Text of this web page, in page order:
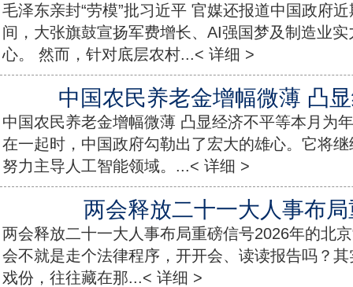
毛泽东亲封“劳模”批习近平 官媒还报道中国政府
间，大张旗鼓宣扬军费增长、AI强国梦及制造业
心。 然而，针对底层农村...< 详细 >
中国农民养老金增幅微薄 凸
中国农民养老金增幅微薄 凸显经济不平等本月为
在一起时，中国政府勾勒出了宏大的雄心。它将
努力主导人工智能领域。...< 详细 >
两会释放二十一大人事布
两会释放二十一大人事布局重磅信号2026年的北
会不就是走个法律程序，开开会、读读报告吗？
戏份，往往藏在那...< 详细 >